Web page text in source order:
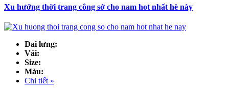
Xu hướng thời trang công sở cho nam hot nhất hè này
Đai lưng:
Vải:
Size:
Màu:
Chi tiết »